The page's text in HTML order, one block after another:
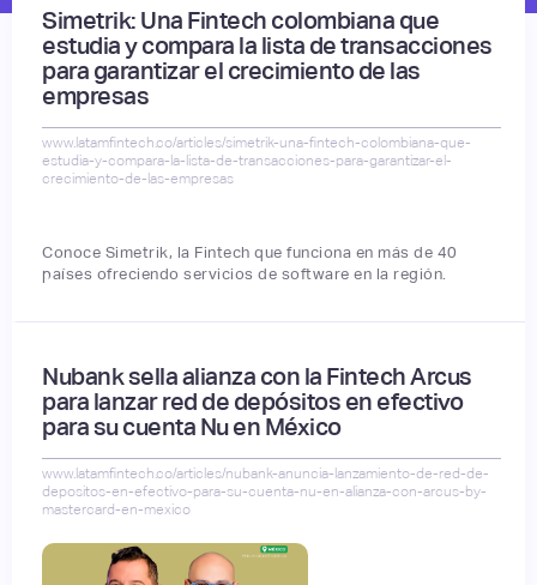
Simetrik: Una Fintech colombiana que
estudia y compara la lista de transacciones
para garantizar el crecimiento de las
empresas
www.latamfintech.co/articles/simetrik-una-fintech-colombiana-que-
estudia-y-compara-la-lista-de-transacciones-para-garantizar-el-
crecimiento-de-las-empresas
Conoce Simetrik, la Fintech que funciona en más de 40
países ofreciendo servicios de software en la región.
Nubank sella alianza con la Fintech Arcus
para lanzar red de depósitos en efectivo
para su cuenta Nu en México
www.latamfintech.co/articles/nubank-anuncia-lanzamiento-de-red-de-
depositos-en-efectivo-para-su-cuenta-nu-en-alianza-con-arcus-by-
mastercard-en-mexico